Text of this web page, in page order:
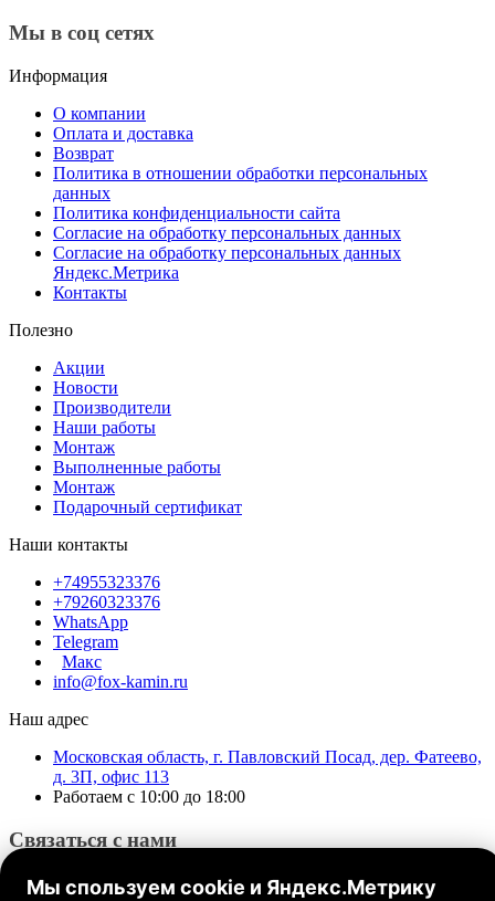
Мы в соц сетях
Информация
О компании
Оплата и доставка
Возврат
Политика в отношении обработки персональных
данных
Политика конфиденциальности сайта
Согласие на обработку персональных данных
Согласие на обработку персональных данных
Яндекс.Метрика
Контакты
Полезно
Акции
Новости
Производители
Наши работы
Монтаж
Выполненные работы
Монтаж
Подарочный сертификат
Наши контакты
+74955323376
+79260323376
WhatsApp
Telegram
Макс
info@fox-kamin.ru
Наш адрес
Московская область, г. Павловский Посад, дер. Фатеево,
д. 3П, офис 113
Работаем с 10:00 до 18:00
Связаться с нами
Мы спользуем cookie и Яндекс.Метрику